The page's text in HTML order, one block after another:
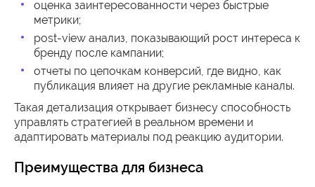
оценка заинтересованности через быстрые
метрики;
post-view анализ, показывающий рост интереса к
бренду после кампании;
отчеты по цепочкам конверсий, где видно, как
публикация влияет на другие рекламные каналы.
Такая детализация открывает бизнесу способность
управлять стратегией в реальном времени и
адаптировать материалы под реакцию аудитории.
Преимущества для бизнеса